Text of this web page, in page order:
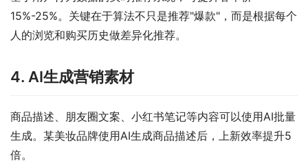
15%-25%。关键在于算法不只是推荐"爆款"，而是根据每个
人的浏览和购买历史做差异化推荐。
4. AI生成营销素材
商品描述、朋友圈文案、小红书笔记等内容可以使用AI批量
生成。某美妆品牌使用AI生成商品描述后，上新效率提升5
倍。